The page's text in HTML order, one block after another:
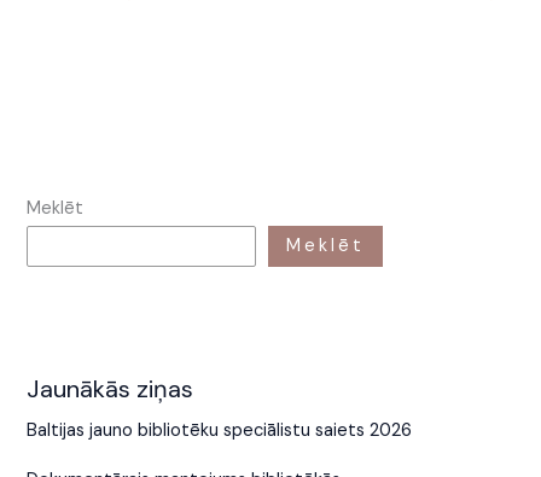
Meklēt
Meklēt
Jaunākās ziņas
Baltijas jauno bibliotēku speciālistu saiets 2026